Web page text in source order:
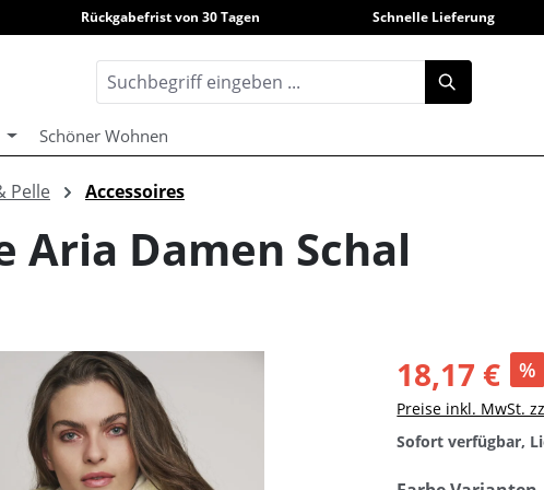
Rückgabefrist von 30 Tagen Schnelle Lieferung
Schöner Wohnen
Pelle Accessoires
Aria Damen Schal
18,17 € %
Preise inkl. MwSt.
Sofort verfügbar,